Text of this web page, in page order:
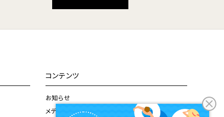
コンテンツ
お知らせ
メディア掲載情報